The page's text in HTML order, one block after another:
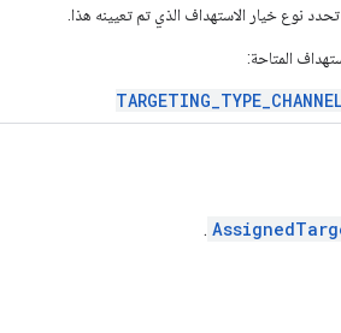
نوع خيار الاستهداف الذي تم تعيينه هذا.
المتاحة:
.